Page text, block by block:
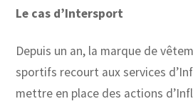
Le cas d’Intersport
Depuis un an, la marque de
sportifs recourt aux services
mettre en place des actions